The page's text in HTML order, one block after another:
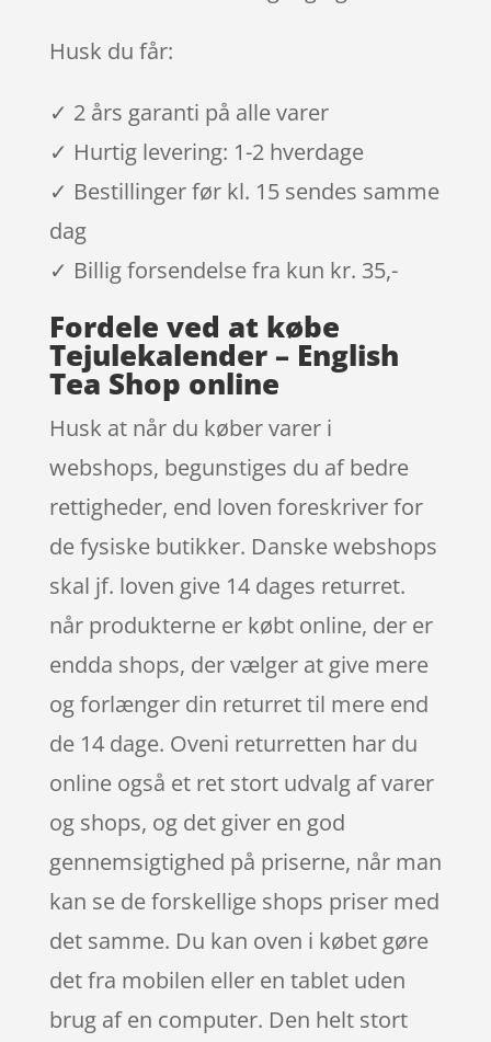
Husk du får:
✓ 2 års garanti på alle varer
✓ Hurtig levering: 1-2 hverdage
✓ Bestillinger før kl. 15 sendes samme
dag
✓ Billig forsendelse fra kun kr. 35,-
Fordele ved at købe
Tejulekalender – English
Tea Shop online
Husk at når du køber varer i
webshops, begunstiges du af bedre
rettigheder, end loven foreskriver for
de fysiske butikker. Danske webshops
skal jf. loven give 14 dages returret.
når produkterne er købt online, der er
endda shops, der vælger at give mere
og forlænger din returret til mere end
de 14 dage. Oveni returretten har du
online også et ret stort udvalg af varer
og shops, og det giver en god
gennemsigtighed på priserne, når man
kan se de forskellige shops priser med
det samme. Du kan oven i købet gøre
det fra mobilen eller en tablet uden
brug af en computer. Den helt stort